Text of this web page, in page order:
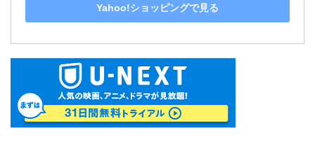
Yahoo!ショッピングで見る